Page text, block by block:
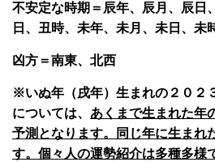
不安定な時期＝辰年、辰月、辰日
日、丑時、未年、未月、未日、未
凶方＝南東、北西
※いぬ年（戌年）生まれの２０２
については、 あくまで生まれた年
予測となります。同じ年に生まれ
す。 個々人の運勢紹介は多種多様